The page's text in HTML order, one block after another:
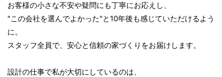
お客様の小さな不安や疑問にも丁寧にお応えし、
"この会社を選んでよかった"と10年後も感じていただけるよう
に。
スタッフ全員で、安心と信頼の家づくりをお届けします。
設計の仕事で私が大切にしているのは、